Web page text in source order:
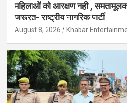
महिलाओं को आरक्षण नही , समतामूलक
जरूरत- राष्ट्रीय नागरिक पार्टी
August 8, 2026 Khabar